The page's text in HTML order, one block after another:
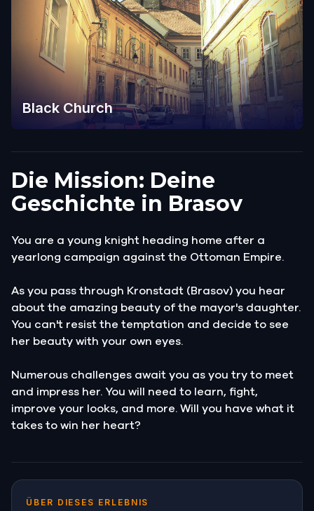
Black Church
Die Mission: Deine
Geschichte in Brasov
You are a young knight heading home after a
yearlong campaign against the Ottoman Empire.
As you pass through Kronstadt (Brasov) you hear
about the amazing beauty of the mayor's daughter.
You can't resist the temptation and decide to see
her beauty with your own eyes.
Numerous challenges await you as you try to meet
and impress her. You will need to learn, fight,
improve your looks, and more. Will you have what it
takes to win her heart?
ÜBER DIESES ERLEBNIS